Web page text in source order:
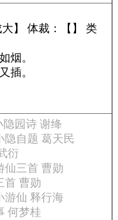
】 体裁：【】 类
烟。
插。
隐园诗 谢绛
隐自题 葛天民
衍
仙三首 曹勋
首 曹勋
游仙 释行海
何梦桂